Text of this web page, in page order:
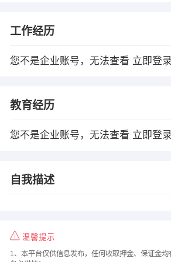
工作经历
您不是企业账号，无法查看 立即登录
教育经历
您不是企业账号，无法查看 立即登录
自我描述
温馨提示
1、本平台仅供信息发布，任何收取押金、保证金